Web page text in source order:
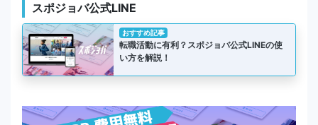
スポジョバ公式LINE
おすすめ記事
転職活動に有利？スポジョバ公式LINEの使
い方を解説！